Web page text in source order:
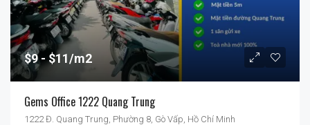
$9 $11/m2
Gems Office 1222 Quang Trung
1222 Đ. Quang Trung, Phường 8, Gò Vấp, Hồ Chí Minh